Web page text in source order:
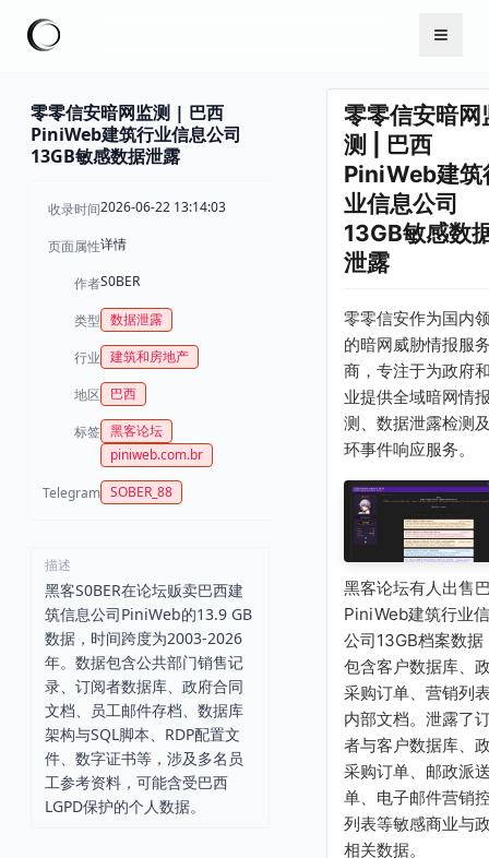
零零信安暗网监测 | 巴西
PiniWeb建筑行业信息公司
13GB敏感数据泄露
收录时间2026-06-22 13:14:03
页面属性详情
作者S0BER
类型 数据泄露
行业 建筑和房地产
地区 巴西
标签 黑客论坛
piniweb.com.br
Telegram SOBER_88
描述
黑客S0BER在论坛贩卖巴西建
筑信息公司PiniWeb的13.9 GB
数据，时间跨度为2003-2026
年。数据包含公共部门销售记
录、订阅者数据库、政府合同
文档、员工邮件存档、数据库
架构与SQL脚本、RDP配置文
件、数字证书等，涉及多名员
工参考资料，可能含受巴西
LGPD保护的个人数据。
零零信安暗网
测 | 巴西
PiniWeb建筑
业信息公司
13GB敏感数
泄露
零零信安作为国内
的暗网威胁情报服
商，专注于为政府
业提供全域暗网情
测、数据泄露检测
环事件响应服务。
黑客论坛有人出售
PiniWeb建筑行业
公司13GB档案数据
包含客户数据库、
采购订单、营销列
内部文档。泄露了
者与客户数据库、
采购订单、邮政派
单、电子邮件营销
列表等敏感商业与
相关数据。